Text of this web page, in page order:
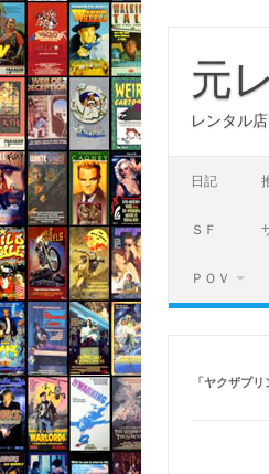
元
レンタル
日記
ＳＦ
ＰＯＶ
「ヤクザプリ